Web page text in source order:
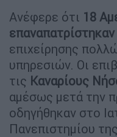
Ανέφερε ότι 18
επαναπατρίστηκαν
επιχείρησης
υπηρεσιών. Οι
τις Καναρίους
αμέσως μετά την
οδηγήθηκαν στο
Πανεπιστημίου